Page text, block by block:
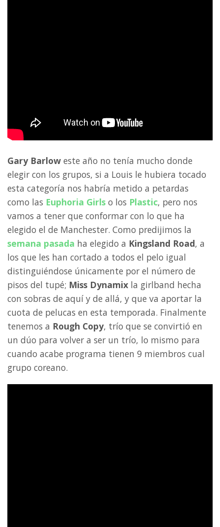
Gary Barlow este año no tenía mucho donde
elegir con los grupos, si a Louis le hubiera tocado
esta categoría nos habría metido a petardas
como las Euphoria Girls o los Plastic, pero nos
vamos a tener que conformar con lo que ha
elegido el de Manchester. Como predijimos la
semana pasada ha elegido a Kingsland Road, a
los que les han cortado a todos el pelo igual
distinguiéndose únicamente por el número de
pisos del tupé; Miss Dynamix la girlband hecha
con sobras de aquí y de allá, y que va aportar la
cuota de pelucas en esta temporada. Finalmente
tenemos a Rough Copy, trío que se convirtió en
un dúo para volver a ser un trío, lo mismo para
cuando acabe programa tienen 9 miembros cual
grupo coreano.